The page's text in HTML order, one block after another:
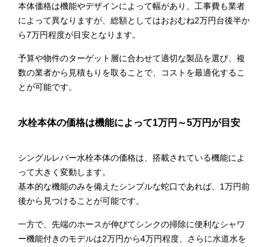
本体価格は機能やデザインによって幅があり、工事費も業者
によって異なりますが、総額としてはおおむね2万円台後半か
ら7万円程度が目安となります。
予算や物件のターゲット層に合わせて適切な製品を選び、複
数の業者から見積もりを取ることで、コストを最適化するこ
とが可能です。
水栓本体の価格は機能によって1万円～5万円が目安
シングルレバー水栓本体の価格は、搭載されている機能によ
って大きく変動します。
基本的な機能のみを備えたシンプルな蛇口であれば、1万円前
後から見つけることが可能です。
一方で、先端のホースが伸びてシンクの掃除に便利なシャワ
ー機能付きのモデルは2万円から4万円程度、さらに水道水を